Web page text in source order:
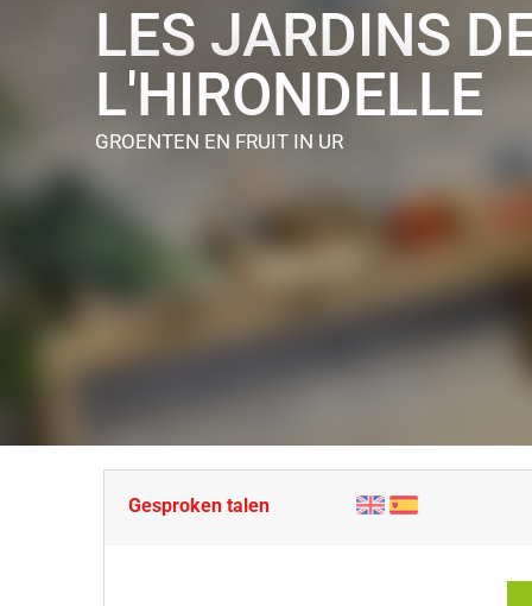
LES JARDINS
L'HIRONDELLE
GROENTEN EN FRUIT IN UR
Gesproken talen